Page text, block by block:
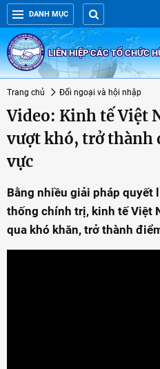
DANH MỤC
LIÊN HIỆP CÁC TỔ CHỨC
Trang chủ Đối ngoại và hội nhập
Video: Kinh tế Việt
vượt khó, trở thành
vực
Bằng nhiều giải pháp quyết
thống chính trị, kinh tế Việt
qua khó khăn, trở thành